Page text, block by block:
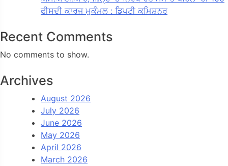
ਫੀਸਦੀ ਕਾਰਜ ਮੁਕੰਮਲ : ਡਿਪਟੀ ਕਮਿਸ਼ਨਰ
Recent Comments
No comments to show.
Archives
August 2026
July 2026
June 2026
May 2026
April 2026
March 2026